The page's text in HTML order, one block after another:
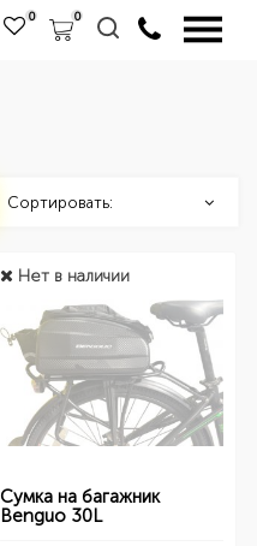
0 0
Сортировать:
Нет в наличии
Сумка на багажник
Benguo 30L